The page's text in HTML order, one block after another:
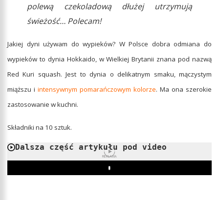
polewą czekoladową dłużej utrzymują
świeżość… Polecam!
Jakiej dyni używam do wypieków? W Polsce dobra odmiana do
wypieków to dynia Hokkaido, w Wielkiej Brytanii znana pod nazwą
Red Kuri squash. Jest to dynia o delikatnym smaku, mączystym
miąższu i intensywnym pomarańczowym kolorze. Ma ona szerokie
zastosowanie w kuchni.
Składniki na 10 sztuk.
Dalsza część artykułu pod video
REKLAMA
Play